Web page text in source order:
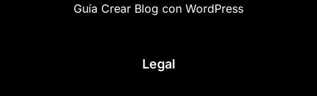
Guía Crear Blog con WordPress
Legal